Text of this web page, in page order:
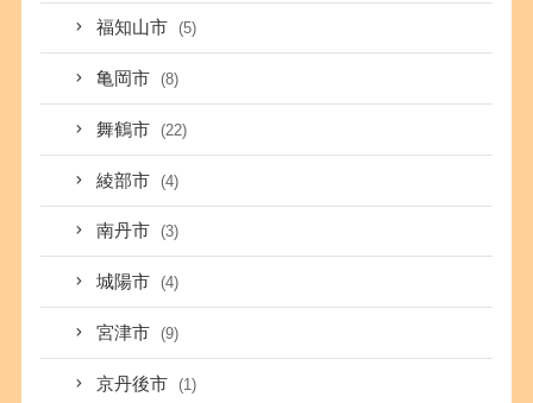
福知山市 (5)
亀岡市 (8)
舞鶴市 (22)
綾部市 (4)
南丹市 (3)
城陽市 (4)
宮津市 (9)
京丹後市 (1)